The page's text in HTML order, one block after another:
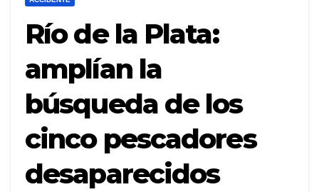
Río de la Plata:
amplían la
búsqueda de los
cinco pescadores
desaparecidos